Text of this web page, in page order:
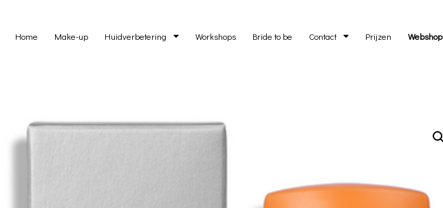
Home Make-up Huidverbetering Workshops Bride to be Contact Prijzen Webshop